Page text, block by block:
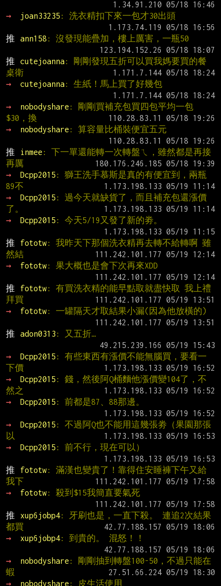
→
joan33235 : 洗衣精扣下來一包才30出頭
推
ann158 : 沒發現能疊加，樓上厲害，一瓶50
推
cutejoanna: 剛剛發現五折可以買我媽要買的餐
桌衛
→
cutejoanna: 生紙！馬上買了好幾包
→
nobodyshare : 剛剛買補充包買四包平均一包
$30，換
→
nobodyshare : 算容量比桶裝便宜五元
推
inmee : 下一單還能轉一次轉盤ㄟ，雖然都是再接
再厲
→
Dcpp2015 : 獅王洗手慕斯是真的有便宜到，兩瓶
89不
→
Dcpp2015 : 過今天就缺貨了，而且補充包還漲價
了。
→
Dcpp2015 : 今天5/19又發了新的劵。
推
fototw: 我昨天下那個洗衣精再去轉不給轉啊 雖
然結
→
fototw: 果大概也是會下次再來XDD
推
fototw: 有買洗衣精的能早點取就盡快取 我上禮
拜買
→
fototw: 一罐隔天才取結果小漏(因為他放橫的)
推
adon0313 : 又五折…
→
Dcpp2015 : 有些東西有漲價不能無腦買，要看一
下價
→
Dcpp2015 : 錢，然後阿Q桶麵他漲價變104了，不
然之
→
Dcpp2015 : 前都是87、88那邊。
→
Dcpp2015 : 不過阿Q也不能用這幾張劵（果園那張
以
→
Dcpp2015 : 前不行，現在可以）
推
fototw: 滿漢也變貴了！靠得住安睡褲下午又給
我下
→
fototw: 殺到$15我簡直要氣死
推
xup6jobp4: 牙刷也是，一直下殺。 連追2次結果
都買
→
xup6jobp4: 到貴的。 混怒！！
→
nobodyshare : 剛剛抽到轉盤100-50，不過只能在
蝦
→
nobodyshare : 皮生活使用